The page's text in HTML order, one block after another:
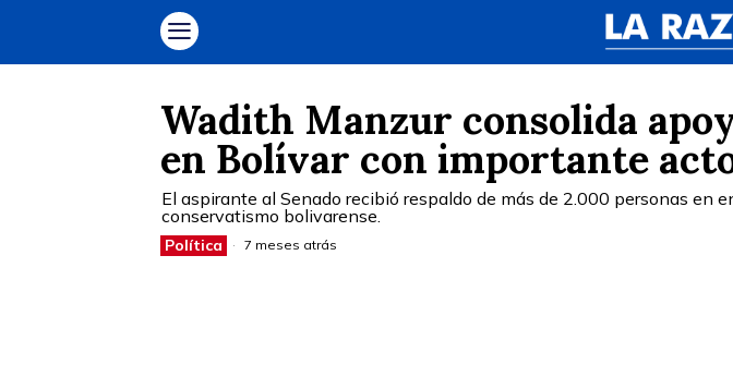
Wadith Manzur consolida
en Bolívar con importante
El aspirante al Senado recibió respaldo de más de 2.000 personas en
conservatismo bolivarense.
Política 7 meses atrás